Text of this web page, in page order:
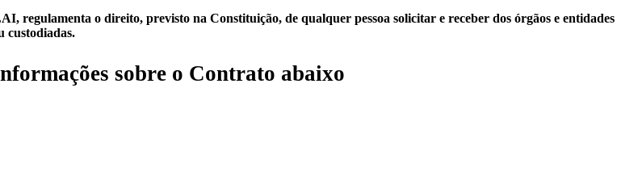
regulamenta o direito, previsto na Constituição, de qualquer pessoa solicitar e receber dos órgãos e entidades
custodiadas.
sobre o Contrato abaixo